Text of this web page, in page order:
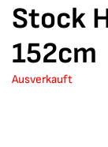
Stock
152cm
Ausverkauft